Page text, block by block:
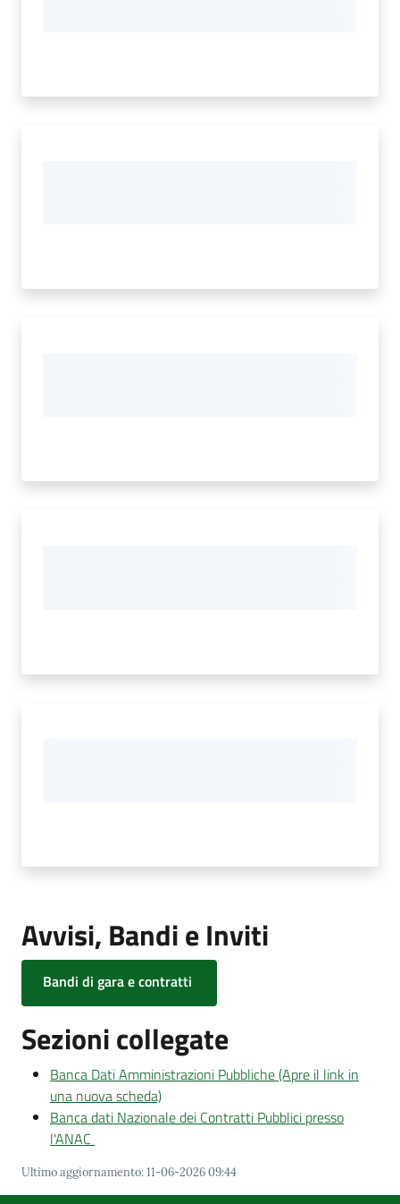
Avvisi, Bandi e Inviti
Bandi di gara e contratti
Sezioni collegate
Banca Dati Amministrazioni Pubbliche (Apre il link in
una nuova scheda)
Banca dati Nazionale dei Contratti Pubblici presso
l'ANAC
Ultimo aggiornamento:11-06-2026 09:44